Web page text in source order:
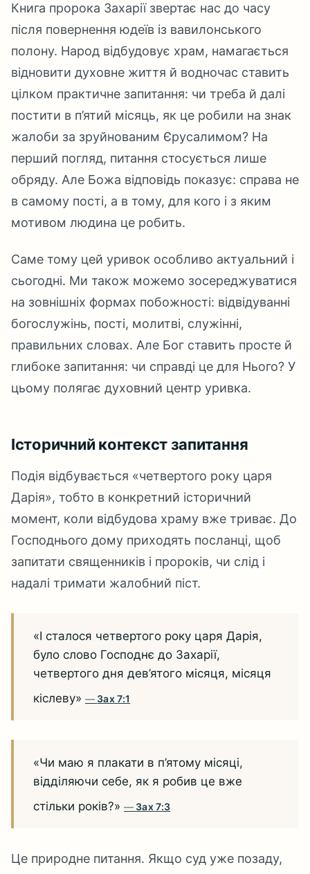
Книга пророка Захарії звертає нас до часу
після повернення юдеїв із вавилонського
полону. Народ відбудовує храм, намагається
відновити духовне життя й водночас ставить
цілком практичне запитання: чи треба й далі
постити в п’ятий місяць, як це робили на знак
жалоби за зруйнованим Єрусалимом? На
перший погляд, питання стосується лише
обряду. Але Божа відповідь показує: справа не
в самому пості, а в тому, для кого і з яким
мотивом людина це робить.
Саме тому цей уривок особливо актуальний і
сьогодні. Ми також можемо зосереджуватися
на зовнішніх формах побожності: відвідуванні
богослужінь, пості, молитві, служінні,
правильних словах. Але Бог ставить просте й
глибоке запитання: чи справді це для Нього? У
цьому полягає духовний центр уривка.
Історичний контекст запитання
Подія відбувається «четвертого року царя
Дарія», тобто в конкретний історичний
момент, коли відбудова храму вже триває. До
Господнього дому приходять посланці, щоб
запитати священників і пророків, чи слід і
надалі тримати жалобний піст.
«І сталося четвертого року царя Дарія,
було слово Господнє до Захарії,
четвертого дня дев’ятого місяця, місяця
кіслеву»
Зах 7:1
«Чи маю я плакати в п’ятому місяці,
відділяючи себе, як я робив це вже
стільки років?»
Зах 7:3
Це природне питання. Якщо суд уже позаду,